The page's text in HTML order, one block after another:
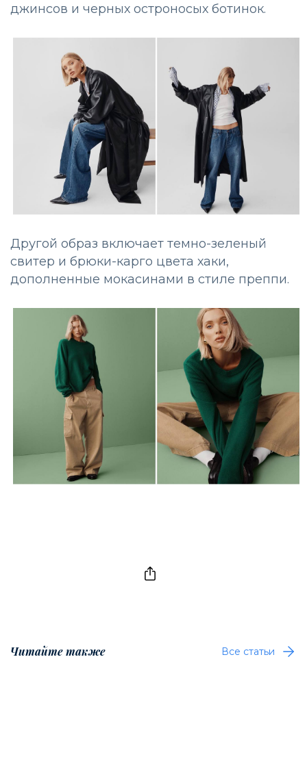
джинсов и черных остроносых ботинок.
Другой образ включает темно-зеленый
свитер и брюки-карго цвета хаки,
дополненные мокасинами в стиле преппи.
Читайте также Все статьи